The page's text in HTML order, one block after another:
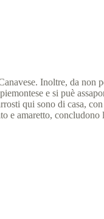
Inoltre, da non
e si puè
qui sono di casa,
amaretto, concludono